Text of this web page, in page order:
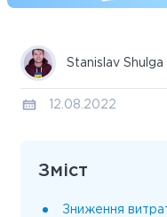
Stanislav Shulga
12.08.2022
Зміст
Зниження